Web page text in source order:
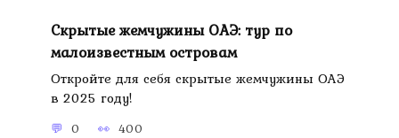
Скрытые жемчужины ОАЭ: тур по
малоизвестным островам
Откройте для себя скрытые жемчужины ОАЭ
в 2025 году!
0 400